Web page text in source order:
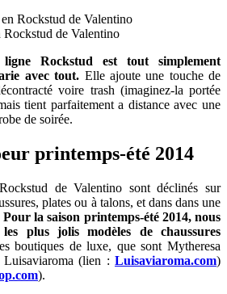
Rockstud de Valentino
Rockstud est tout simplement
avec tout. Elle ajoute une touche de
voire trash (imaginez-la portée
tient parfaitement a distance avec une
de soirée.
printemps-été 2014
de Valentino sont déclinés sur
plates ou à talons, et dans dans une
Pour la saison printemps-été 2014, nous
plus jolis modèles de chaussures
boutiques de luxe, que sont Mytheresa
Luisaviaroma (lien :Luisaviaroma.com)
).